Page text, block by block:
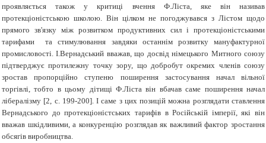
проявляється також у критиці вчення Ф.Ліста, яке він називав
протекціоністською школою. Він цілком не погоджувався з Лістом щодо
прямого зв'язку між розвитком продуктивних сил і протекціоністськими
тарифами та стимулювання завдяки останнім розвитку мануфактурної
промисловості. І.Вернадський вважав, що досвід німецького Митного союзу
підтверджує протилежну точку зору, що добробут окремих членів союзу
зростав пропорційно ступеню поширення застосування начал вільної
торгівлі, тобто в цьому дітищі Ф.Ліста він вбачав саме поширення начал
лібералізму [2, с. 199-200]. І саме з цих позицій можна розглядати ставлення
Вернадського до протекціоністських тарифів в Російській імперії, які він
вважав шкідливими, а конкуренцію розглядав як важливий фактор зростання
обсягів виробництва.